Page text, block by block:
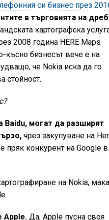
си бизнес през
в търговията на
картографска
2008 година HERE Maps
късно бизнесът вече е на
че Nokia иска да го
стойност.
Baidu, могат да разширят
чрез закупуване на
пряк конкурент на Google в
на Nokia,
Apple. Да, Apple пусна своя